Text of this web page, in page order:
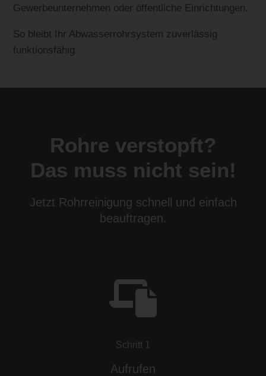
Gewerbeunternehmen oder öffentliche Einrichtungen.
So bleibt Ihr Abwasserrohrsystem zuverlässig
funktionsfähig.
Rohre verstopft?
Das muss nicht sein!
Jetzt Rohrreinigung schnell und einfach
beauftragen.
Schritt 1
Aufrufen